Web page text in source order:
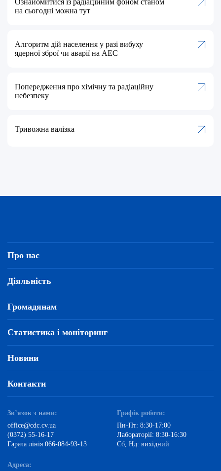
Ознайомитися із радіаційним фоном станом
на сьогодні можна тут
Алгоритм дій населення у разі вибуху
ядерної зброї чи аварії на АЕС
Попередження про хімічну та радіаційну
небезпеку
Тривожна валізка
Про нас
Діяльність
Громадянам
Статистика і моніторинг
Новини
Контакти
Зв’язок з нами:
office@cdc.cv.ua
(0372) 55-16-17
Гарача лінія 066-084-93-13
Графік роботи:
Пн-Пт: 8:30-17:00
Лабораторії: 8:30-16:30
Сб, Нд: вихідний
Адреса: